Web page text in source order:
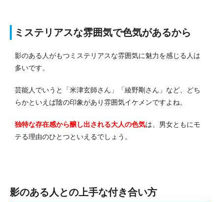
ミステリアスな雰囲気で色気があるから
影のある人がもつミステリアスな雰囲気に魅力を感じる人は
多いです。
芸能人でいうと「米津玄師さん」「綾野剛さん」など、どち
らかといえば陰の印象があり雰囲気イケメンですよね。
独特な存在感から醸し出される大人の色気は、男女ともにモ
テる理由のひとつといえるでしょう。
影のある人との上手な付き合い方